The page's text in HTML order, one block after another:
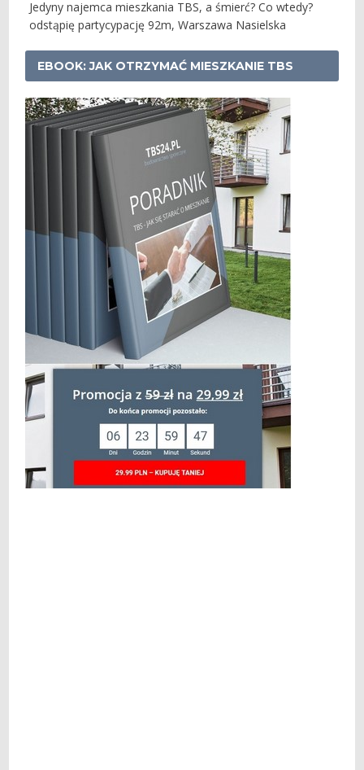
Jedyny najemca mieszkania TBS, a śmierć? Co wtedy?
odstąpię partycypację 92m, Warszawa Nasielska
EBOOK: JAK OTRZYMAĆ MIESZKANIE TBS